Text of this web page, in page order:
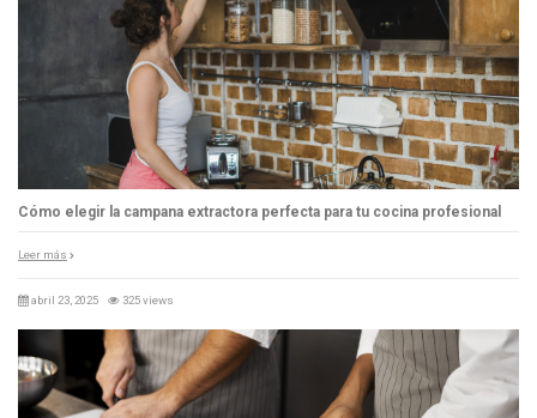
Cómo elegir la campana extractora perfecta para tu cocina profesional
Leer más
abril 23, 2025 325 views